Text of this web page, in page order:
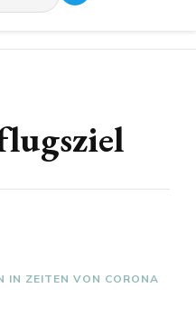
IN ZEITEN VON CORONA